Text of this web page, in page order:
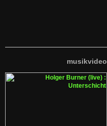
musikvideo